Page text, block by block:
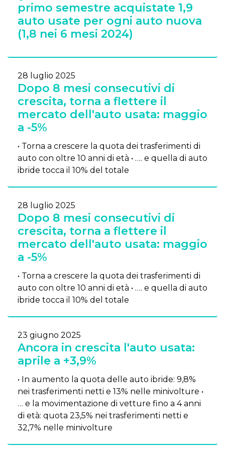
primo semestre acquistate 1,9
auto usate per ogni auto nuova
(1,8 nei 6 mesi 2024)
28 luglio 2025
Dopo 8 mesi consecutivi di
crescita, torna a flettere il
mercato dell'auto usata: maggio
a -5%
• Torna a crescere la quota dei trasferimenti di
auto con oltre 10 anni di età • …. e quella di auto
ibride tocca il 10% del totale
28 luglio 2025
Dopo 8 mesi consecutivi di
crescita, torna a flettere il
mercato dell'auto usata: maggio
a -5%
• Torna a crescere la quota dei trasferimenti di
auto con oltre 10 anni di età • …. e quella di auto
ibride tocca il 10% del totale
23 giugno 2025
Ancora in crescita l'auto usata:
aprile a +3,9%
• In aumento la quota delle auto ibride: 9,8%
nei trasferimenti netti e 13% nelle minivolture •
… e la movimentazione di vetture fino a 4 anni
di età: quota 23,5% nei trasferimenti netti e
32,7% nelle minivolture